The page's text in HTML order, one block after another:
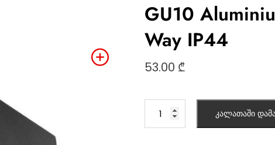
GU10
Way IP44
53.00 ₾
კალათაში